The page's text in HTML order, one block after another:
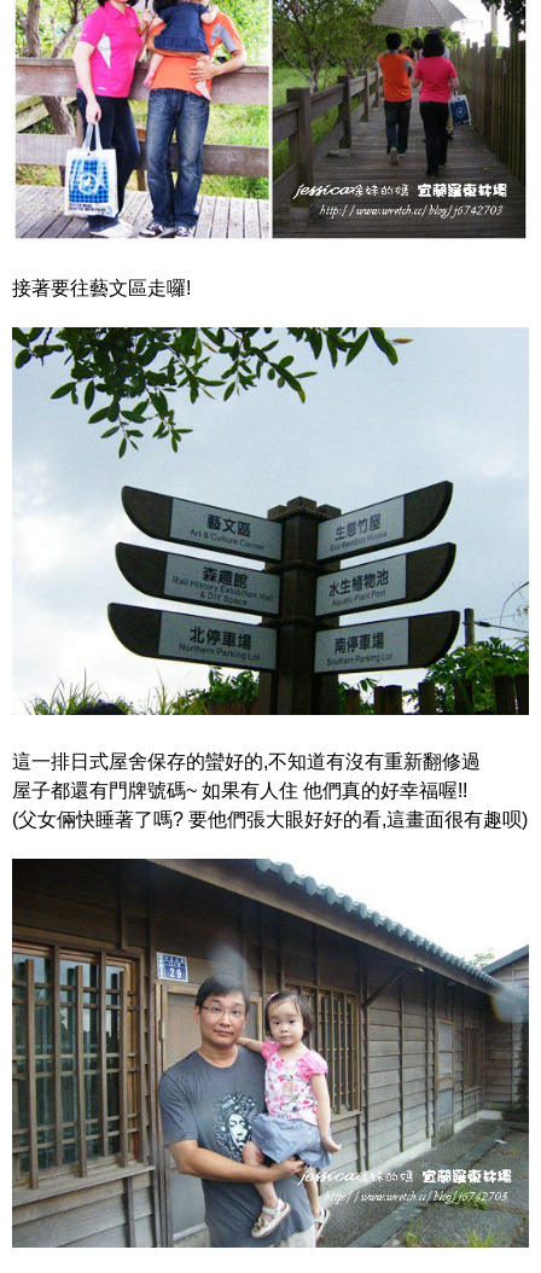
接著要往藝文區走囉!
這一排日式屋舍保存的蠻好的,不知道有沒有重新翻修過
屋子都還有門牌號碼~ 如果有人住 他們真的好幸福喔!!
(父女倆快睡著了嗎? 要他們張大眼好好的看,這畫面很有趣呗)